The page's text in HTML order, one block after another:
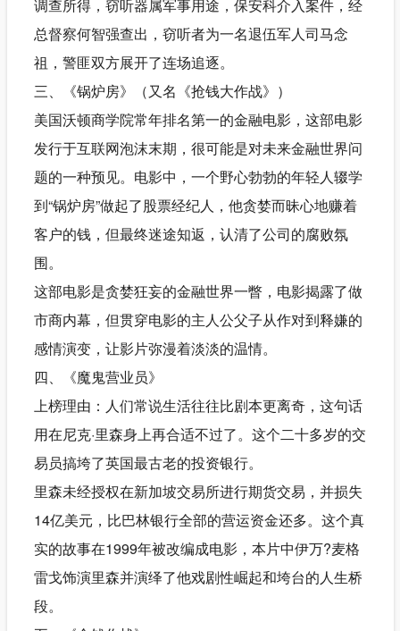
调查所得，窃听器属军事用途，保安科介入案件，经
总督察何智强查出，窃听者为一名退伍军人司马念
祖，警匪双方展开了连场追逐。
三、《锅炉房》（又名《抢钱大作战》）
美国沃顿商学院常年排名第一的金融电影，这部电影
发行于互联网泡沫末期，很可能是对未来金融世界问
题的一种预见。电影中，一个野心勃勃的年轻人辍学
到“锅炉房”做起了股票经纪人，他贪婪而昧心地赚着
客户的钱，但最终迷途知返，认清了公司的腐败氛
围。
这部电影是贪婪狂妄的金融世界一瞥，电影揭露了做
市商内幕，但贯穿电影的主人公父子从作对到释嫌的
感情演变，让影片弥漫着淡淡的温情。
四、《魔鬼营业员》
上榜理由：人们常说生活往往比剧本更离奇，这句话
用在尼克·里森身上再合适不过了。这个二十多岁的交
易员搞垮了英国最古老的投资银行。
里森未经授权在新加坡交易所进行期货交易，并损失
14亿美元，比巴林银行全部的营运资金还多。这个真
实的故事在1999年被改编成电影，本片中伊万?麦格
雷戈饰演里森并演绎了他戏剧性崛起和垮台的人生桥
段。